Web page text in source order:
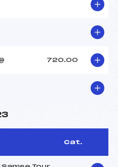
720.00
Cat.